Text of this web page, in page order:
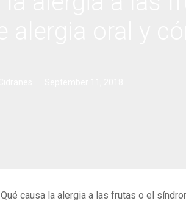
causa la alergia a las frutas o el